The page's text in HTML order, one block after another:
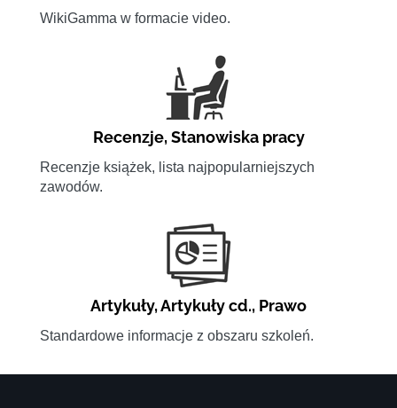
WikiGamma w formacie video.
Recenzje,Stanowiska pracy
Recenzje książek, lista najpopularniejszych
zawodów.
Artykuły,Artykuły cd., Prawo
Standardowe informacje z obszaru szkoleń.